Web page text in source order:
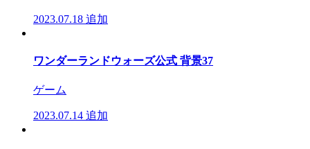
2023.07.18 追加
ワンダーランドウォーズ公式 背景37
ゲーム
2023.07.14 追加